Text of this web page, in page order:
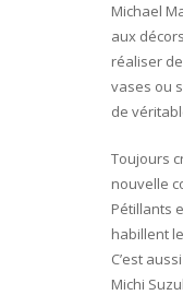
Michael
aux
réaliser
vases ou
de
Toujours
nouvelle
Pétillants
habillent
C’est
Michi